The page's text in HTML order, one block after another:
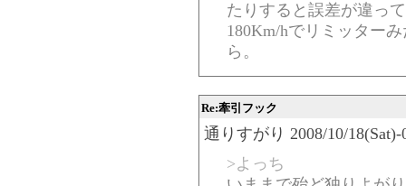
たりすると誤差が違っ
180Km/hでリミッター
ら。
Re:牽引フック
通りすがり 2008/10/18(Sat)-
>よっち